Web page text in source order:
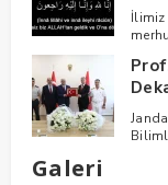
İlimiz
Galeri